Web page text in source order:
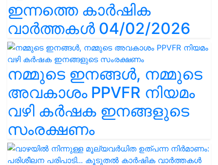
ഇന്നത്തെ കാർഷിക
വാർത്തകൾ 04/02/2026
നമ്മുടെ ഇനങ്ങൾ, നമ്മുടെ
അവകാശം PPVFR നിയമം
വഴി കർഷക ഇനങ്ങളുടെ
സംരക്ഷണം